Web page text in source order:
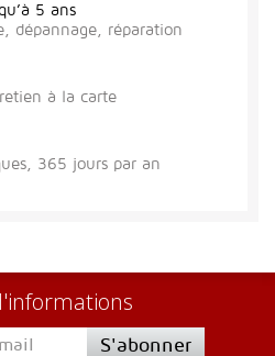
5 ans
dépannage, réparation
à la carte
365 jours par an
S'abonner